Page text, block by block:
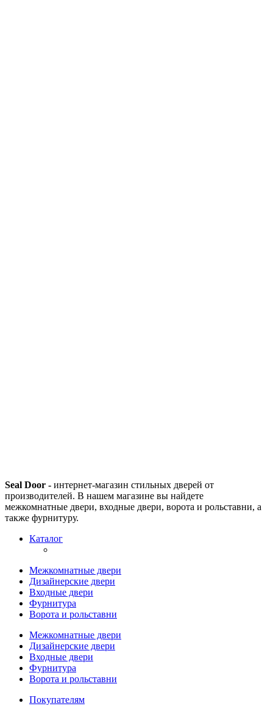
Seal Door - интернет-магазин стильных дверей от
производителей. В нашем магазине вы найдете
межкомнатные двери, входные двери, ворота и рольставни, а
также фурнитуру.
Каталог
Межкомнатные двери
Дизайнерские двери
Входные двери
Фурнитура
Ворота и рольставни
Межкомнатные двери
Дизайнерские двери
Входные двери
Фурнитура
Ворота и рольставни
Покупателям